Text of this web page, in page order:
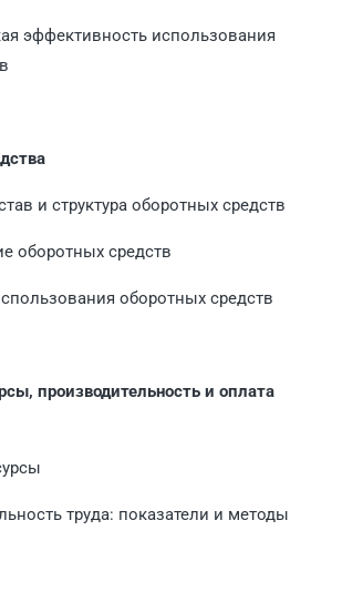
эффективность использования
и структура оборотных средств
оборотных средств
оборотных средств
производительность и оплата
труда: показатели и методы